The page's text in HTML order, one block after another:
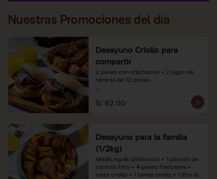
Nuestras Promociones del día
Desayuno Criollo para
compartir
2 panes con chicharrón + 2 jugos de
naranja de 12 onzas.
*Nuestros precios están expresados en
soles e incluyen impuestos de ley y
S/ 82.00
Desayuno para la familia
(1/2kg)
Medio kg de chicharrón + 1 porción de
camote frito + 4 panes franceses +
salsa criolla + 1 tamal criollo + 1 litro de